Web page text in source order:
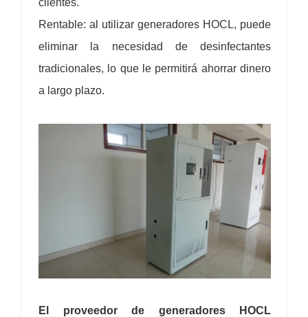
Rentable: al utilizar generadores HOCL, puede
eliminar la necesidad de desinfectantes
tradicionales, lo que le permitirá ahorrar dinero
a largo plazo.
El proveedor de generadores HOCL